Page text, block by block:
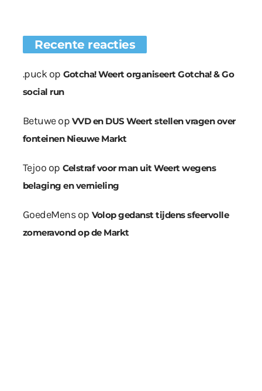
Recente reacties
.puckop Gotcha! Weert organiseert Gotcha! & Go
social run
Betuweop VVD en DUS Weert stellen vragen over
fonteinen Nieuwe Markt
Tejoo op Celstraf voor man uit Weert wegens
belaging en vernieling
GoedeMensop Volop gedanst tijdens sfeervolle
zomeravond op de Markt